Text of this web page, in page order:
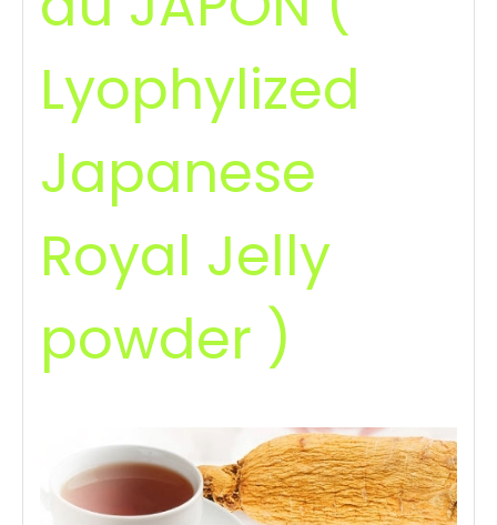
Lyophylized
Japanese
Royal Jelly
powder )